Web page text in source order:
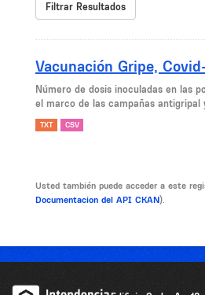
Filtrar Resultados
Vacunación Gripe,
Número de dosis inoculadas en las
el marco de las campañas antigripal
TXT CSV
Usted también puede acceder a este
Documentacion del API CKAN).